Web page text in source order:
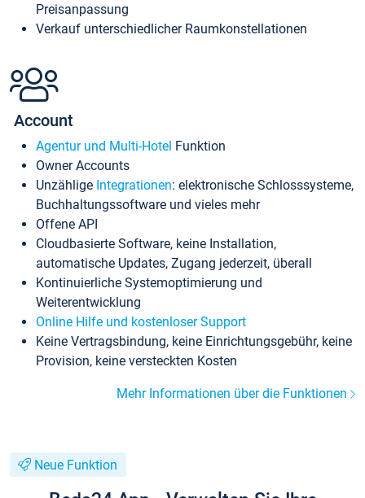
Preisanpassung
Verkauf unterschiedlicher Raumkonstellationen
Account
Agentur und Multi-Hotel Funktion
Owner Accounts
Unzählige Integrationen: elektronische Schlosssysteme,
Buchhaltungssoftware und vieles mehr
Offene API
Cloudbasierte Software, keine Installation,
automatische Updates, Zugang jederzeit, überall
Kontinuierliche Systemoptimierung und
Weiterentwicklung
Online Hilfe und kostenloser Support
Keine Vertragsbindung, keine Einrichtungsgebühr, keine
Provision, keine versteckten Kosten
Mehr Informationen über die Funktionen
Neue Funktion